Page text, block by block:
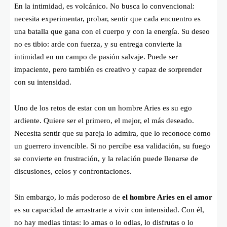
En la intimidad, es volcánico. No busca lo convencional:
necesita experimentar, probar, sentir que cada encuentro es
una batalla que gana con el cuerpo y con la energía. Su deseo
no es tibio: arde con fuerza, y su entrega convierte la
intimidad en un campo de pasión salvaje. Puede ser
impaciente, pero también es creativo y capaz de sorprender
con su intensidad.
Uno de los retos de estar con un hombre Aries es su ego
ardiente. Quiere ser el primero, el mejor, el más deseado.
Necesita sentir que su pareja lo admira, que lo reconoce como
un guerrero invencible. Si no percibe esa validación, su fuego
se convierte en frustración, y la relación puede llenarse de
discusiones, celos y confrontaciones.
Sin embargo, lo más poderoso de el hombre Aries en el amor
es su capacidad de arrastrarte a vivir con intensidad. Con él,
no hay medias tintas: lo amas o lo odias, lo disfrutas o lo